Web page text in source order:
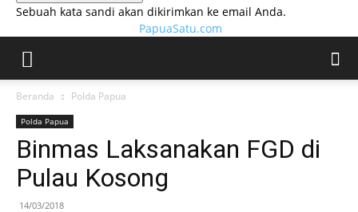
Sebuah kata sandi akan dikirimkan ke email Anda.
PapuaSatu.com
Beranda Polda Papua
Polda Papua
Binmas Laksanakan FGD di
Pulau Kosong
14/03/2018